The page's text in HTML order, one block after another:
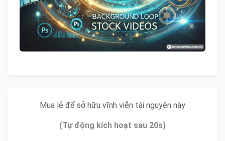
Mua lẻ để sở hữu vĩnh viễn tài nguyên này
(Tự động kích hoạt sau 20s)